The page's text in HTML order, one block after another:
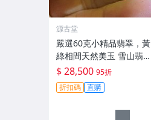
源古堂
嚴選60克小精品翡翠，黃
綠相間天然美玉 雪山翡翠
翡翠吊墜 天然石雕
$ 28,500 95折
折扣碼 直購